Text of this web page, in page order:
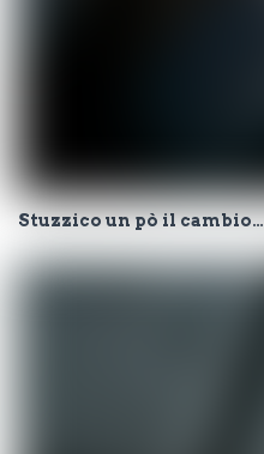
Stuzzico un pò il cambio…